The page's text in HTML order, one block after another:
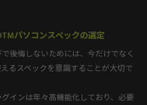
パソコンスペックの選定
後悔しないためには、今だけでなく
るスペックを意識することが大切で
インは年々高機能化しており、必要